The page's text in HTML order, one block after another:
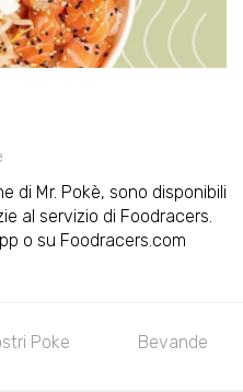
di Mr. Pokè, sono disponibili
al servizio di Foodracers.
o su Foodracers.com
Poke Bevande